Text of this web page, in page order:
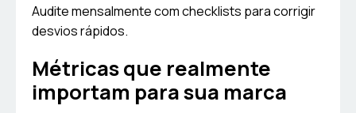
Audite mensalmente com checklists para corrigir
desvios rápidos.
Métricas que realmente
importam para sua marca